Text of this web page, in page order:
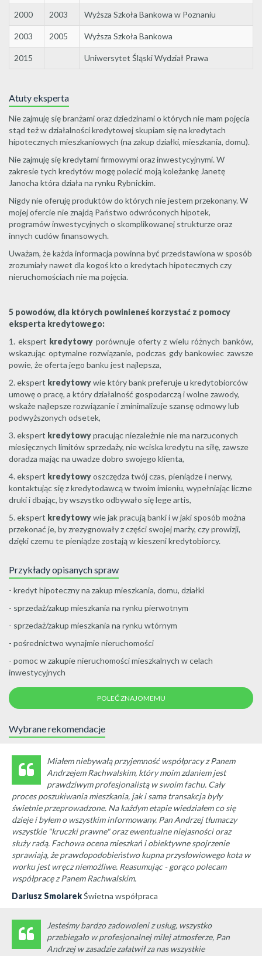
2000 2003 Wyższa Szkoła Bankowa w Poznaniu
2003 2005 Wyższa Szkoła Bankowa
2015 Uniwersytet Śląski Wydział Prawa
Atuty eksperta
Nie zajmuję się branżami oraz dziedzinami o których nie mam pojęcia
stąd też w działalności kredytowej skupiam się na kredytach
hipotecznych mieszkaniowych (na zakup działki, mieszkania, domu).
Nie zajmuję się kredytami firmowymi oraz inwestycyjnymi. W
zakresie tych kredytów mogę polecić moją koleżankę Janetę
Janocha która działa na rynku Rybnickim.
Nigdy nie oferuję produktów do których nie jestem przekonany. W
mojej ofercie nie znajdą Państwo odwróconych hipotek,
programów inwestycyjnych o skomplikowanej strukturze oraz
innych cudów finansowych.
Uważam, że każda informacja powinna być przedstawiona w sposób
zrozumiały nawet dla kogoś kto o kredytach hipotecznych czy
nieruchomościach nie ma pojęcia.
5 powodów, dla których powinieneś korzystać z pomocy
eksperta kredytowego:
1. ekspert kredytowy porównuje oferty z wielu różnych banków,
wskazując optymalne rozwiązanie, podczas gdy bankowiec zawsze
powie, że oferta jego banku jest najlepsza,
2. ekspert kredytowywie który bank preferuje u kredytobiorców
umowę o pracę, a który działalność gospodarczą i wolne zawody,
wskaże najlepsze rozwiązanie i zminimalizuje szansę odmowy lub
podwyższonych odsetek,
3. ekspert kredytowypracując niezależnie nie ma narzuconych
miesięcznych limitów sprzedaży, nie wciska kredytu na siłę, zawsze
doradza mając na uwadze dobro swojego klienta,
4. ekspert kredytowyoszczędza twój czas, pieniądze i nerwy,
kontaktując się z kredytodawcą w twoim imieniu, wypełniając liczne
druki i dbając, by wszystko odbywało się lege artis,
5. ekspert kredytowywie jak pracują banki i w jaki sposób można
przekonać je, by zrezygnowały z części swojej marży, czy prowizji,
dzięki czemu te pieniądze zostają w kieszeni kredytobiorcy.
Przykłady opisanych spraw
- kredyt hipoteczny na zakup mieszkania, domu, działki
- sprzedaż/zakup mieszkania na rynku pierwotnym
- sprzedaż/zakup mieszkania na rynku wtórnym
- pośrednictwo wynajmie nieruchomości
- pomoc w zakupie nieruchomości mieszkalnych w celach
inwestycyjnych
POLEĆ ZNAJOMEMU
Wybrane rekomendacje
Miałem niebywałą przyjemność współpracy z Panem
Andrzejem Rachwalskim, który moim zdaniem jest
prawdziwym profesjonalistą w swoim fachu. Cały
proces poszukiwania mieszkania, jak i sama transakcja były
świetnie przeprowadzone. Na każdym etapie wiedziałem co się
dzieje i byłem o wszystkim informowany. Pan Andrzej tłumaczy
wszystkie "kruczki prawne" oraz ewentualne niejasności oraz
służy radą. Fachowa ocena mieszkań i obiektywne spojrzenie
sprawiają, że prawdopodobieństwo kupna przysłowiowego kota w
worku jest wręcz niemożliwe. Reasumując - gorąco polecam
współpracę z Panem Rachwalskim.
Dariusz SmolarekŚwietna współpraca
Jesteśmy bardzo zadowoleni z usług, wszystko
przebiegało w profesjonalnej miłej atmosferze, Pan
Andrzej w zasadzie załatwił za nas wszystkie